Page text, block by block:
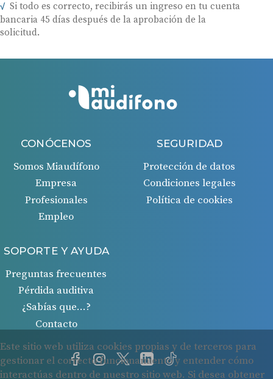
Si todo es correcto, recibirás un ingreso en tu cuenta
bancaria 45 días después de la aprobación de la
solicitud.
CONÓCENOS
Somos Miaudífono
Empresa
Profesionales
Empleo
SEGURIDAD
Protección de datos
Condiciones legales
Política de cookies
SOPORTE Y AYUDA
Preguntas frecuentes
Pérdida auditiva
¿Sabías que…?
Contacto